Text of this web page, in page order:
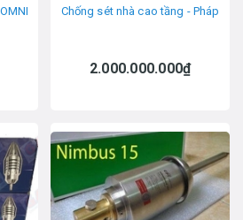
Chống sét nhà cao tầng - Pháp
2.000.000.000₫